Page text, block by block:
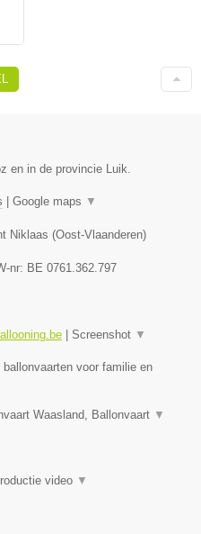
en in de provincie Luik.
| Google maps ▼
Niklaas (Oost-Vlaanderen)
nr: BE 0761.362.797
| Screenshot ▼
voor familie en
Waasland, Ballonvaart ▼
video ▼